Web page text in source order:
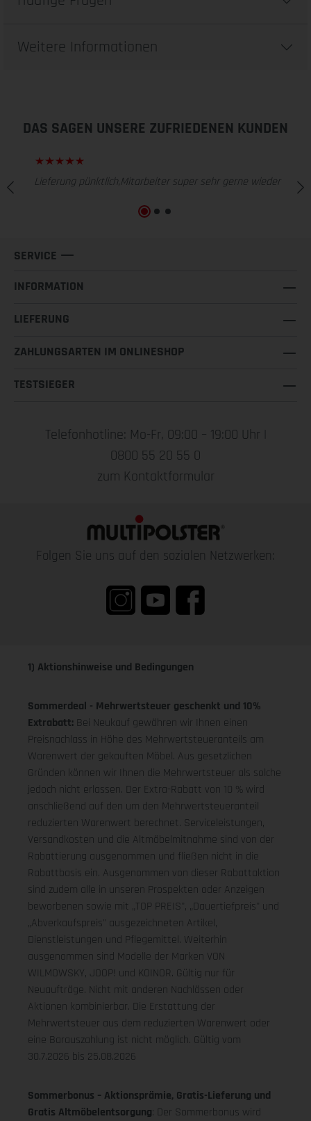
Weitere Informationen
DAS SAGEN UNSERE ZUFRIEDENEN KUNDEN
Lieferung pünktlich,Mitarbeiter super sehr gerne wieder
SERVICE
INFORMATION
LIEFERUNG
ZAHLUNGSARTEN IM ONLINESHOP
TESTSIEGER
Telefonhotline: Mo-Fr, 09:00 – 19:00 Uhr |
0800 55 20 55 0
zum Kontaktformular
Folgen Sie uns auf den sozialen Netzwerken:
1) Aktionshinweise und Bedingungen
Sommerdeal - Mehrwertsteuer geschenkt und 10%
Extrabatt: Bei Neukauf gewähren wir Ihnen einen
Preisnachlass in Höhe des Mehrwertsteueranteils am
Warenwert der gekauften Möbel. Aus gesetzlichen
Gründen können wir Ihnen die Mehrwertsteuer als solche
jedoch nicht erlassen. Der Extra-Rabatt von 10 % wird
anschließend auf den um den Mehrwertsteueranteil
reduzierten Warenwert berechnet. Serviceleistungen,
Versandkosten und die Altmöbelmitnahme sind von der
Rabattierung ausgenommen und fließen nicht in die
Rabattbasis ein. Ausgenommen von dieser Rabattaktion
sind zudem alle in unseren Prospekten oder Anzeigen
beworbenen sowie mit „TOP PREIS", „Dauertiefpreis" und
„Abverkaufspreis" ausgezeichneten Artikel,
Dienstleistungen und Pflegemittel. Weiterhin
ausgenommen sind Modelle der Marken VON
WILMOWSKY, JOOP! und KOINOR. Gültig nur für
Neuaufträge. Nicht mit anderen Nachlässen oder
Aktionen kombinierbar. Die Erstattung der
Mehrwertsteuer aus dem reduzierten Warenwert oder
eine Barauszahlung ist nicht möglich. Gültig vom
30.7.2026 bis 25.08.2026
Sommerbonus – Aktionsprämie, Gratis-Lieferung und
Gratis Altmöbelentsorgung: Der Sommerbonus wird